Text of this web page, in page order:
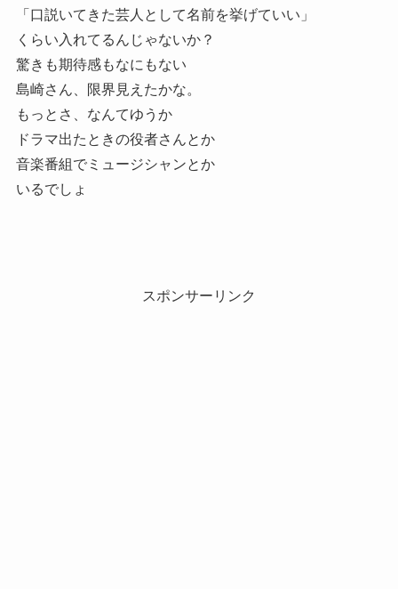
「口説いてきた芸人として名前を挙げていい」
くらい入れてるんじゃないか？
驚きも期待感もなにもない
島崎さん、限界見えたかな。
もっとさ、なんてゆうか
ドラマ出たときの役者さんとか
音楽番組でミュージシャンとか
いるでしょ
スポンサーリンク